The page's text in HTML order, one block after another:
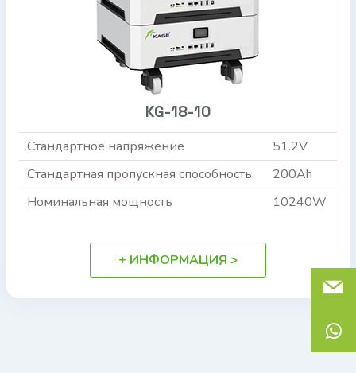
KG-18-10
Стандартное напряжение
51.2V
Стандартная пропускная способность
200Ah
Номинальная мощность
10240W
+ ИНФОРМАЦИЯ >